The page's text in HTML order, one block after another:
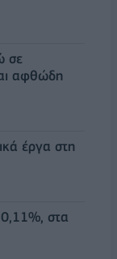
σε
αφθώδη
έργα στη
στα